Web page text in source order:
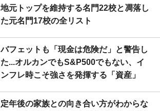
地元トップを維持する名門22校と凋落し
た元名門17校の全リスト
バフェットも「現金は危険だ」と警告し
た...オルカンでもS&P500でもない、イ
ンフレ時こそ強さを発揮する「資産」
定年後の家族との向き合い方がわからな